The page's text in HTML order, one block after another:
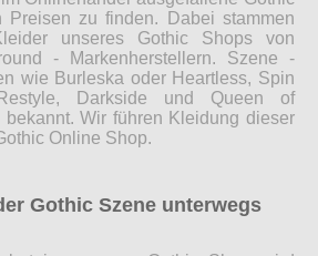
Preisen zu finden. Dabei stammen
unseres Gothic Shops von
- Markenherstellern. Szene -
wie Burleska oder Heartless, Spin
Darkside und Queen of
bekannt. Wir führen Kleidung dieser
Online Shop.
Gothic Szene unterwegs